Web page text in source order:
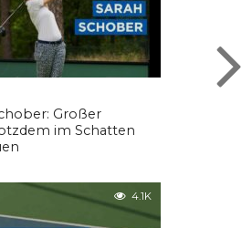
Großer
im Schatten
4.1K